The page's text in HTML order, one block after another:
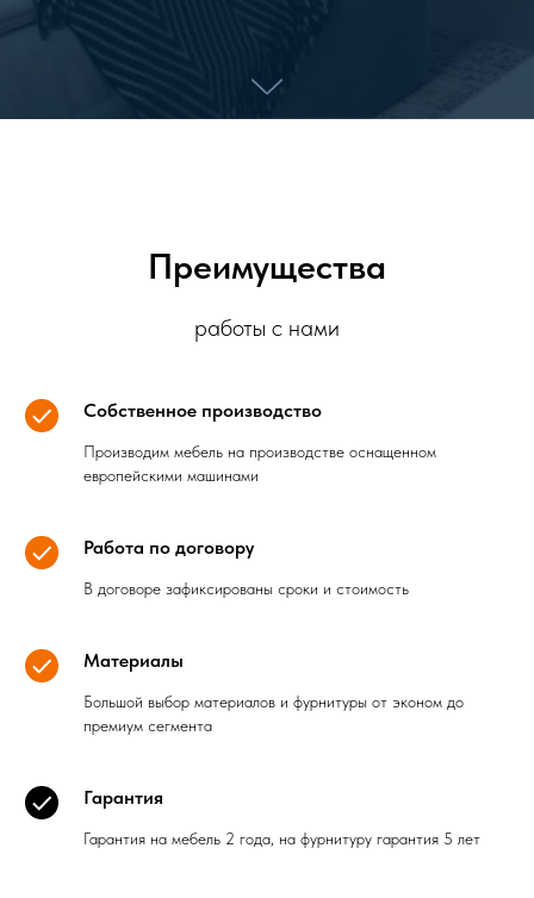
Преимущества
работы с нами
Собственное производство
Производим мебель на производстве оснащенном
европейскими машинами
Работа по договору
В договоре зафиксированы сроки и стоимость
Материалы
Большой выбор материалов и фурнитуры от эконом до
премиум сегмента
Гарантия
Гарантия на мебель 2 года, на фурнитуру гарантия 5 лет